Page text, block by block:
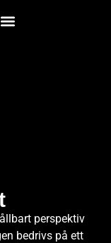
perspektiv
bedrivs på ett